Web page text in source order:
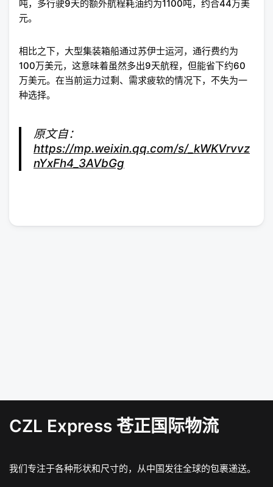
吨，多行驶9天的额外航程耗油约为1100吨，约合44万美
元。
相比之下，大型集装箱船通过苏伊士运河，通行费约为
100万美元，这意味着虽然多出9天航程，但能省下约60
万美元。在当前运力过剩、需求疲软的情况下，不失为一
种选择。
原文自：
https://mp.weixin.qq.com/s/_kWKVrvvz
nYxFh4_3AVbGg
CZL Express 苍正国际物流
我们专注于各种形状和尺寸的，从中国发往全球的包裹递送。